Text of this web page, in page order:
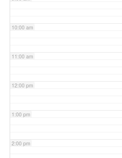
10:00 am
11:00 am
12:00 pm
1:00 pm
2:00 pm